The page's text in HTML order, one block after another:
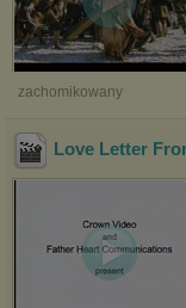
zachomikowany
Love Letter